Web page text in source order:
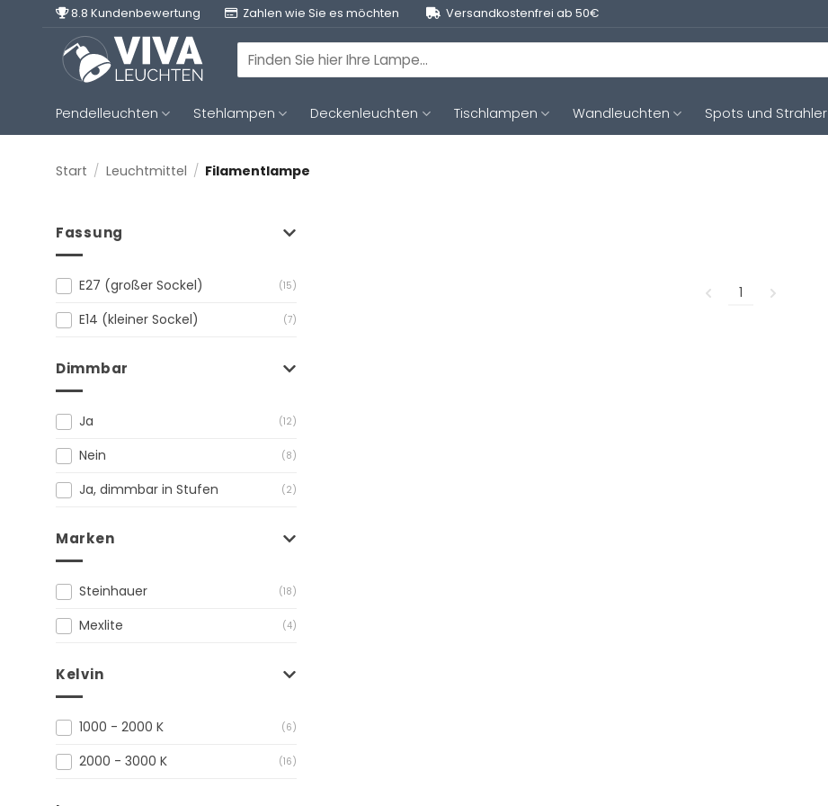
8.8 Kundenbewertung Zahlen wie Sie es möchten Versandkostenfrei ab 50€
Suchen
nach:
Pendelleuchten Stehlampen Deckenleuchten Tischlampen Wandleuchten Spots und Strahler
Start / Leuchtmittel / Filamentlampe
Fassung
E27 (großer Sockel) (15)
E14 (kleiner Sockel) (7)
Dimmbar
Ja (12)
Nein (8)
Ja, dimmbar in Stufen (2)
Marken
Steinhauer (18)
Mexlite (4)
Kelvin
1000 - 2000 K (6)
2000 - 3000 K (16)
1